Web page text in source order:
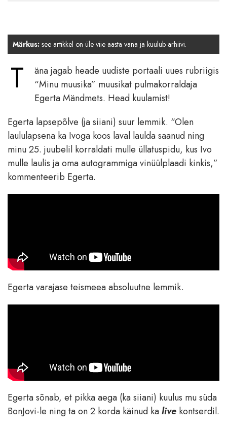
Märkus: see artikkel on üle viie aasta vana ja kuulub arhiivi.
T
äna jagab heade uudiste portaali uues rubriigis
“Minu muusika” muusikat pulmakorraldaja
Egerta Mändmets. Head kuulamist!
Egerta lapsepõlve (ja siiani) suur lemmik. “Olen
laululapsena ka Ivoga koos laval laulda saanud ning
minu 25. juubelil korraldati mulle üllatuspidu, kus Ivo
mulle laulis ja oma autogrammiga vinüülplaadi kinkis,”
kommenteerib Egerta.
Egerta varajase teismeea absoluutne lemmik.
Egerta sõnab, et pikka aega (ka siiani) kuulus mu süda
BonJovi-le ning ta on 2 korda käinud kalive kontserdil.